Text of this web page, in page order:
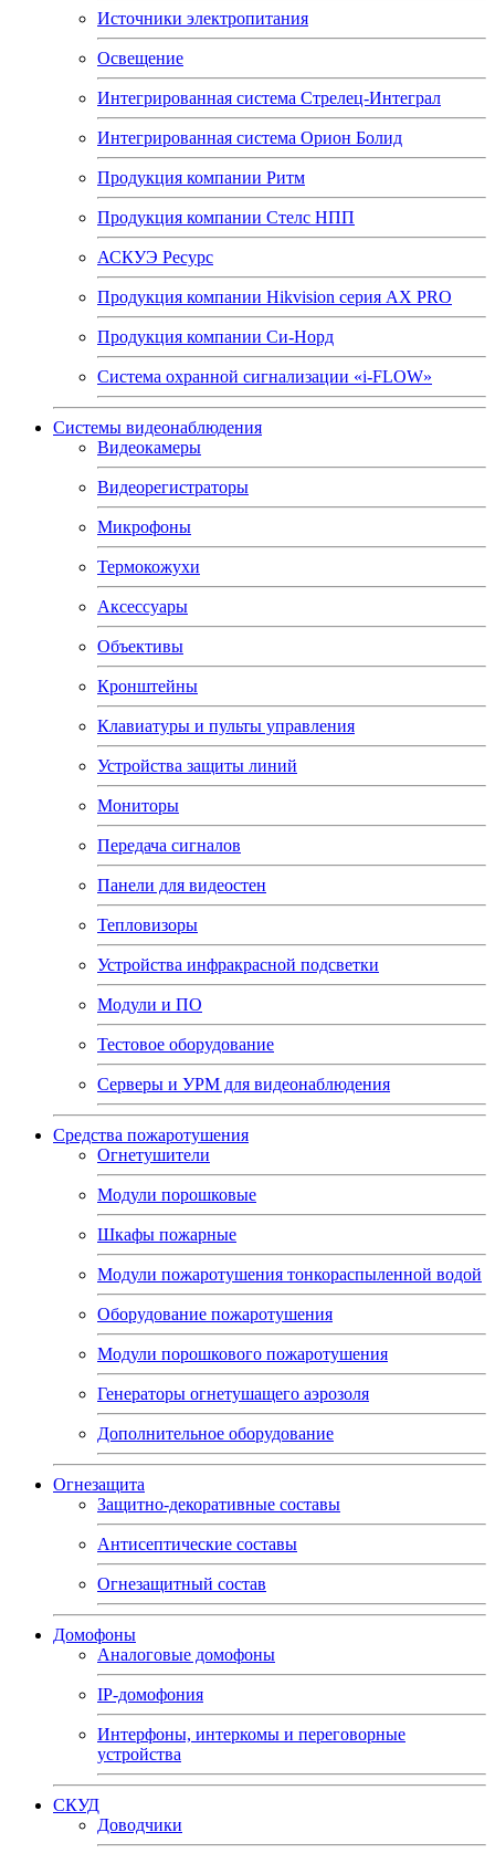
Источники электропитания
Освещение
Интегрированная система Стрелец-Интеграл
Интегрированная система Орион Болид
Продукция компании Ритм
Продукция компании Стелс НПП
АСКУЭ Ресурс
Продукция компании Hikvision серия AX PRO
Продукция компании Си-Норд
Система охранной сигнализации «i-FLOW»
Системы видеонаблюдения
Видеокамеры
Видеорегистраторы
Микрофоны
Термокожухи
Аксессуары
Объективы
Кронштейны
Клавиатуры и пульты управления
Устройства защиты линий
Мониторы
Передача сигналов
Панели для видеостен
Тепловизоры
Устройства инфракрасной подсветки
Модули и ПО
Тестовое оборудование
Серверы и УРМ для видеонаблюдения
Средства пожаротушения
Огнетушители
Модули порошковые
Шкафы пожарные
Модули пожаротушения тонкораспыленной водой
Оборудование пожаротушения
Модули порошкового пожаротушения
Генераторы огнетушащего аэрозоля
Дополнительное оборудование
Огнезащита
Защитно-декоративные составы
Антисептические составы
Огнезащитный состав
Домофоны
Аналоговые домофоны
IP-домофония
Интерфоны, интеркомы и переговорные
устройства
СКУД
Доводчики